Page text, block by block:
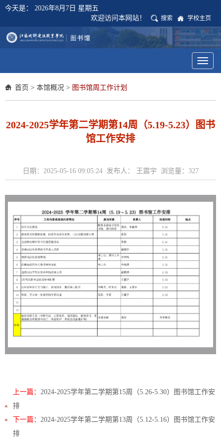
今天是： 2026年8月7日 星期五
欢迎访问本网站！
搜索 学校主页
Toggle
首页 > 本馆概况 > 图书馆周工作计划
2024-2025学年第二学期第14周（5.19-5.23）图书
馆工作安排
日期：2025-05-16 09:05:24 发布人： 王震宇 浏览量： 327
上一篇： 2024-2025学年第二学期第15周（5.26-5.30）图书馆工作安
排
下一篇： 2024-2025学年第二学期第13周（5.12-5.16）图书馆工作安
排